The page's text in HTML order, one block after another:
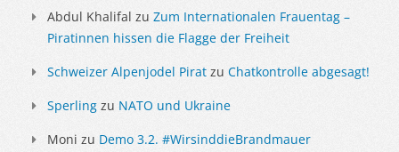
Abdul Khalifal zu Zum Internationalen Frauentag –
Piratinnen hissen die Flagge der Freiheit
Schweizer Alpenjodel Pirat zu Chatkontrolle abgesagt!
Sperling zu NATO und Ukraine
Moni zu Demo 3.2. #WirsinddieBrandmauer